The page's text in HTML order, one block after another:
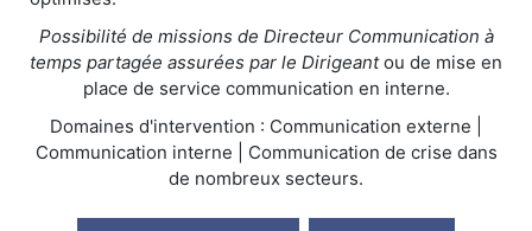
Possibilité de missions de Directeur Communication à
temps partagée assurées par le Dirigeantou de mise en
place de service communication en interne.
Domaines d'intervention : Communication externe |
Communication interne | Communication de crise dans
de nombreux secteurs.